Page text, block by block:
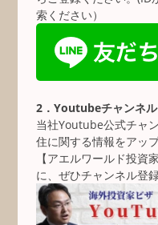
索ください）
2．Youtubeチャンネル
当社Youtube公式チャ
住に関する情報をアッ
【アエルワールド投資
に、ぜひチャンネル登